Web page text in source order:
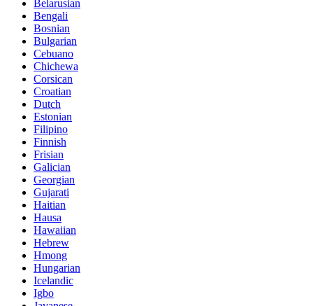
Belarusian
Bengali
Bosnian
Bulgarian
Cebuano
Chichewa
Corsican
Croatian
Dutch
Estonian
Filipino
Finnish
Frisian
Galician
Georgian
Gujarati
Haitian
Hausa
Hawaiian
Hebrew
Hmong
Hungarian
Icelandic
Igbo